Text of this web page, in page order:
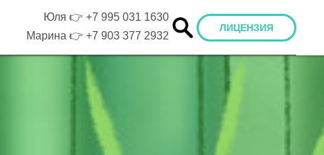
Юля 👉 +7 995 031 1630
Марина 👉 +7 903 377 2932
ЛИЦЕНЗИЯ